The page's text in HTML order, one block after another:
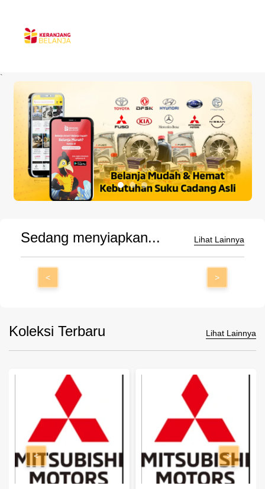
`
Sedang menyiapkan... Lihat Lainnya
< >
Koleksi Terbaru Lihat Lainnya
< >